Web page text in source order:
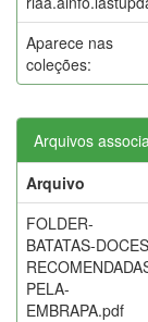
Aparece nas
coleções:
Arquivos
Arquivo
FOLDER-
BATATAS-
PELA-
EMBRAPA.pdf